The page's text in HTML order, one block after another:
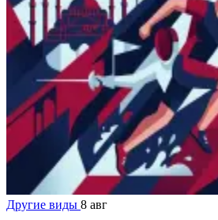
Другие виды 8 авг